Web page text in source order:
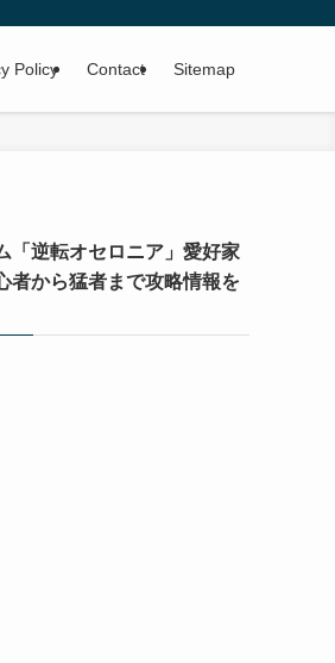
Policy Contact Sitemap
「逆転オセロニア」愛好家
者から猛者まで攻略情報を